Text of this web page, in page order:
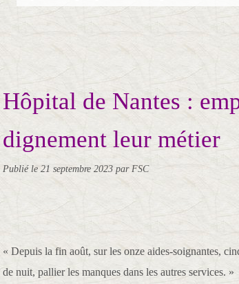
Hôpital de Nantes :
dignement leur métier
Publié le 21 septembre 2023 par FSC
« Depuis la fin août, sur les onze aides-soignantes,
de nuit, pallier les manques dans les autres services. »